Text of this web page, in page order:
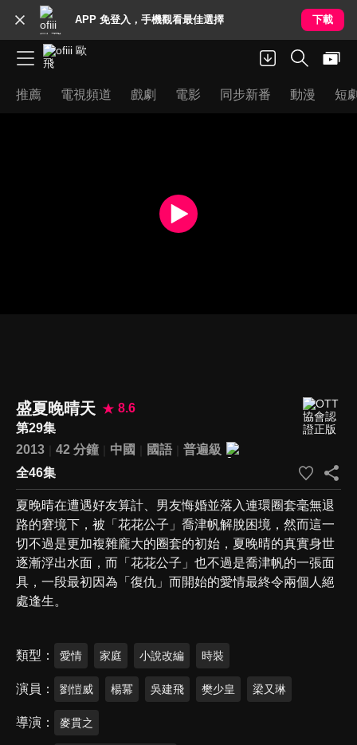
APP 免登入，手機觀看最佳選擇 下載
推薦 電視頻道 戲劇 電影 同步新番 動漫 短
盛夏晚晴天
8.6
第29集
2013
42 分鐘 中國 國語
普遍級
全46集
夏晚晴在遭遇好友算計、男友悔婚並落入連環圈套毫無退
路的窘境下，被「花花公子」喬津帆解脫困境，然而這一
切不過是更加複雜龐大的圈套的初始，夏晚晴的真實身世
逐漸浮出水面，而「花花公子」也不過是喬津帆的一張面
具，一段最初因為「復仇」而開始的愛情最終令兩個人絕
處逢生。
類型 愛情 家庭 小說改編 時裝
演員 劉愷威 楊冪 吳建飛 樊少皇 梁又琳
導演 麥貫之